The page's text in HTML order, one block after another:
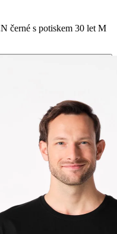
černé s potiskem 30 let M